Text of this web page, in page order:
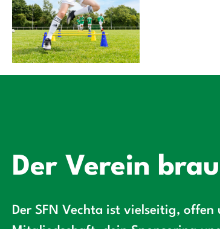
Der Verein
Der SFN Vechta ist vielseitig,